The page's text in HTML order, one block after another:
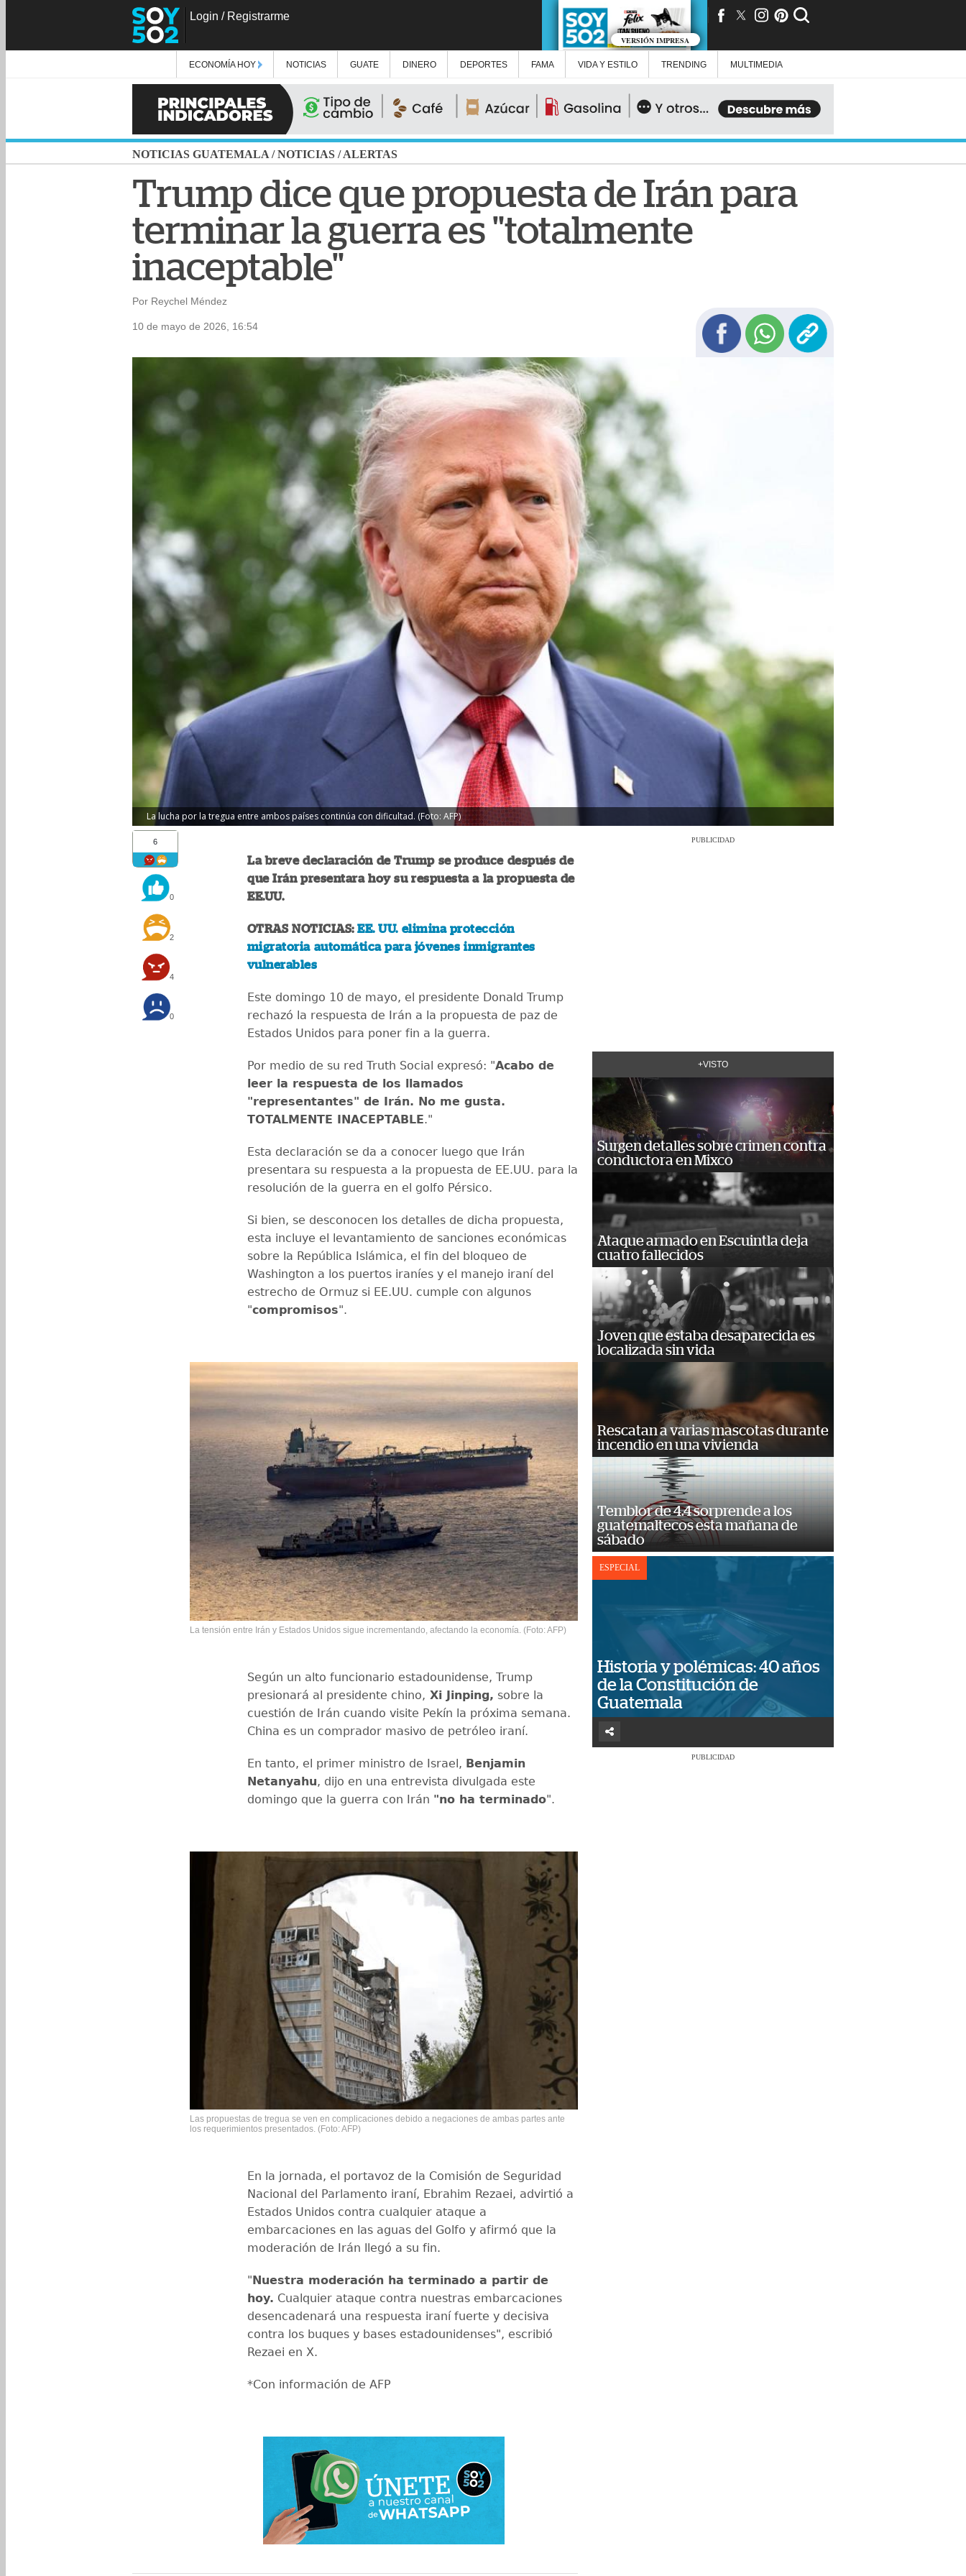
Login / Registrarme
VERSIÓN IMPRESA
ECONOMÍA HOY NOTICIAS GUATE DINERO DEPORTES FAMA VIDA Y ESTILO TRENDING MULTIMEDIA
NOTICIAS GUATEMALA /NOTICIAS /ALERTAS
Trump dice que propuesta de Irán para
terminar la guerra es "totalmente
inaceptable"
Por Reychel Méndez
10 de mayo de 2026, 16:54
La lucha por la tregua entre ambos países continúa con dificultad. (Foto: AFP)
6
0
2
4
0
La breve declaración de Trump se produce después de
que Irán presentara hoy su respuesta a la propuesta de
EE.UU.
OTRAS NOTICIAS:EE. UU. elimina protección
migratoria automática para jóvenes inmigrantes
vulnerables
Este domingo 10 de mayo, el presidente Donald Trump
rechazó la respuesta de Irán a la propuesta de paz de
Estados Unidos para poner fin a la guerra.
Por medio de su red Truth Social expresó: "Acabo de
leer la respuesta de los llamados
"representantes" de Irán. No me gusta.
TOTALMENTE INACEPTABLE."
Esta declaración se da a conocer luego que Irán
presentara su respuesta a la propuesta de EE.UU. para la
resolución de la guerra en el golfo Pérsico.
Si bien, se desconocen los detalles de dicha propuesta,
esta incluye el levantamiento de sanciones económicas
sobre la República Islámica, el fin del bloqueo de
Washington a los puertos iraníes y el manejo iraní del
estrecho de Ormuz si EE.UU. cumple con algunos
"compromisos".
La tensión entre Irán y Estados Unidos sigue incrementando, afectando la economía. (Foto: AFP)
Según un alto funcionario estadounidense, Trump
presionará al presidente chino, Xi Jinping, sobre la
cuestión de Irán cuando visite Pekín la próxima semana.
China es un comprador masivo de petróleo iraní.
En tanto, el primer ministro de Israel, Benjamin
Netanyahu, dijo en una entrevista divulgada este
domingo que la guerra con Irán "no ha terminado".
Las propuestas de tregua se ven en complicaciones debido a negaciones de ambas partes ante
los requerimientos presentados. (Foto: AFP)
En la jornada, el portavoz de la Comisión de Seguridad
Nacional del Parlamento iraní, Ebrahim Rezaei, advirtió a
Estados Unidos contra cualquier ataque a
embarcaciones en las aguas del Golfo y afirmó que la
moderación de Irán llegó a su fin.
" Nuestra moderación ha terminado a partir de
hoy. Cualquier ataque contra nuestras embarcaciones
desencadenará una respuesta iraní fuerte y decisiva
contra los buques y bases estadounidenses", escribió
Rezaei en X.
*Con información de AFP
PUBLICIDAD
+VISTO
Surgen detalles sobre crimen contra
conductora en Mixco
Ataque armado en Escuintla deja
cuatro fallecidos
Joven que estaba desaparecida es
localizada sin vida
Rescatan a varias mascotas durante
incendio en una vivienda
Temblor de 4.4 sorprende a los
guatemaltecos esta mañana de
sábado
ESPECIAL
Historia y polémicas: 40 años
de la Constitución de
Guatemala
PUBLICIDAD